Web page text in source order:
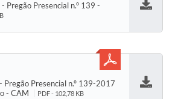
Pregão Presencial n.º 139 -
Presencial n.º 139-2017
- CAM
PDF - 102,78 KB